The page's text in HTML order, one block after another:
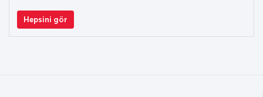
Hepsini gör